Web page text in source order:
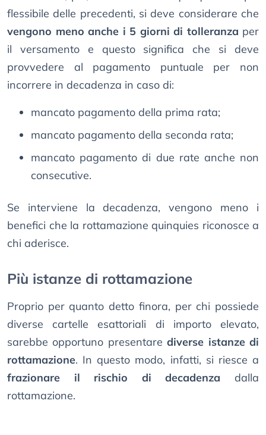
flessibile delle precedenti, si deve considerare che
vengono meno anche i 5 giorni di tolleranza per
il versamento e questo significa che si deve
provvedere al pagamento puntuale per non
incorrere in decadenza in caso di:
mancato pagamento della prima rata;
mancato pagamento della seconda rata;
mancato pagamento di due rate anche non
consecutive.
Se interviene la decadenza, vengono meno i
benefici che la rottamazione quinquies riconosce a
chi aderisce.
Più istanze di rottamazione
Proprio per quanto detto finora, per chi possiede
diverse cartelle esattoriali di importo elevato,
sarebbe opportuno presentarediverse istanze di
rottamazione. In questo modo, infatti, si riesce a
frazionare il rischio di decadenza dalla
rottamazione.